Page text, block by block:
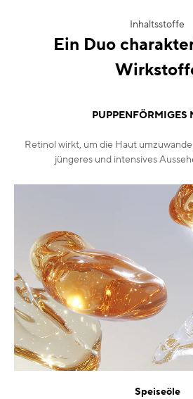
Inhaltsstoffe
Ein Duo
PUPPENFÖRMIGES
Retinol wirkt, um die Haut
jüngeres und intensives
Speiseöle